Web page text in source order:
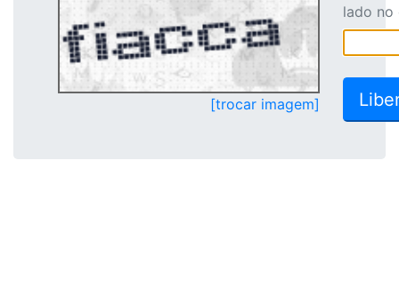
[trocar imagem]
lado no